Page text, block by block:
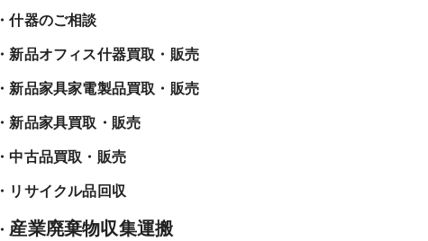
・什器のご相談
・新品オフィス什器買取・販売
・新品家具家電製品買取・販売
・新品家具買取・販売
・中古品買取・販売
・リサイクル品回収
・ 産業廃棄物収集運搬